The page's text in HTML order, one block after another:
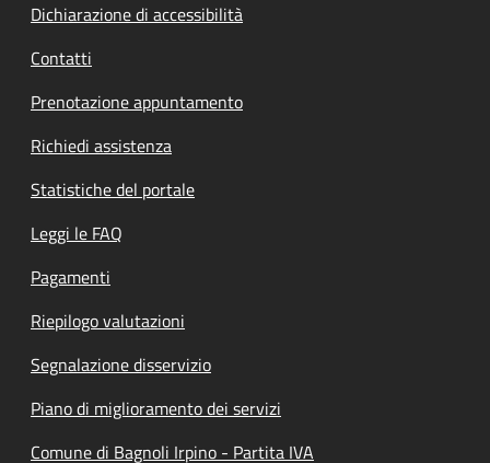
Dichiarazione di accessibilità
Contatti
Prenotazione appuntamento
Richiedi assistenza
Statistiche del portale
Leggi le FAQ
Pagamenti
Riepilogo valutazioni
Segnalazione disservizio
Piano di miglioramento dei servizi
Comune di Bagnoli Irpino - Partita IVA